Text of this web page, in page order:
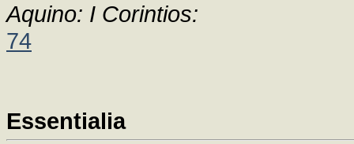
Aquino: I Corintios:
74
Essentialia